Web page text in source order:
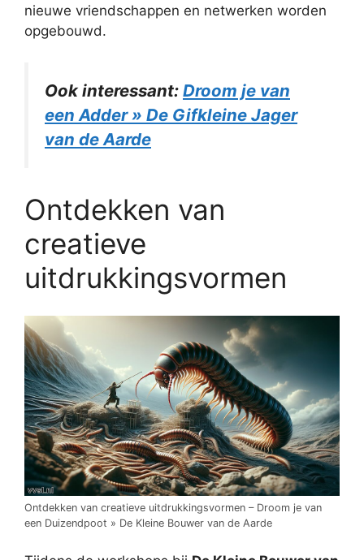
nieuwe vriendschappen en netwerken worden
opgebouwd.
Ook interessant: Droom je van
een Adder » De Gifkleine Jager
van de Aarde
Ontdekken van
creatieve
uitdrukkingsvormen
Ontdekken van creatieve uitdrukkingsvormen – Droom je van
een Duizendpoot » De Kleine Bouwer van de Aarde